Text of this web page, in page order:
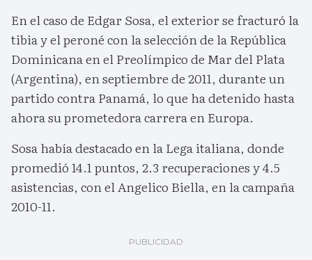
En el caso de Edgar Sosa, el exterior se fracturó la
tibia y el peroné con la selección de la República
Dominicana en el Preolímpico de Mar del Plata
(Argentina), en septiembre de 2011, durante un
partido contra Panamá, lo que ha detenido hasta
ahora su prometedora carrera en Europa.
Sosa había destacado en la Lega italiana, donde
promedió 14.1 puntos, 2.3 recuperaciones y 4.5
asistencias, con el Angelico Biella, en la campaña
2010-11.